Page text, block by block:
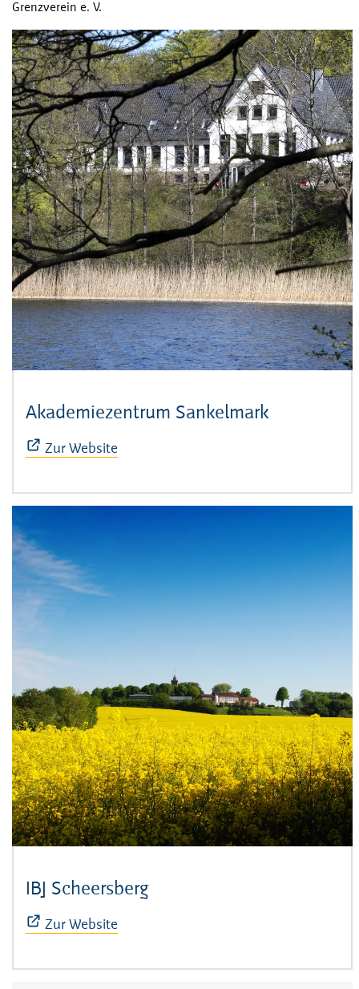
Grenzverein e. V.
Akademiezentrum Sankelmark
Zur Website
IBJ Scheersberg
Zur Website